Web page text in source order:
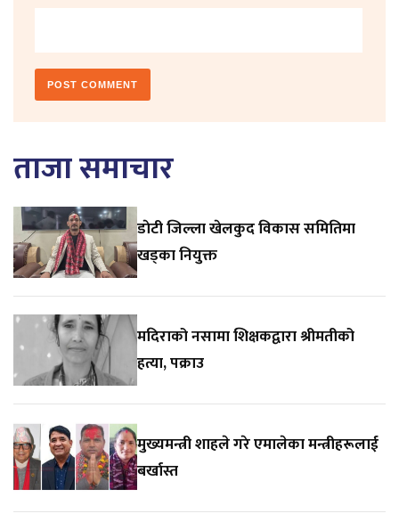
ताजा समाचार
डाेटी जिल्ला खेलकुद विकास समितिमा
खड्का नियुक्त
मदिराको नसामा शिक्षकद्वारा श्रीमतीको
हत्या, पक्राउ
मुख्यमन्त्री शाहले गरे एमालेका मन्त्रीहरूलाई
बर्खास्त